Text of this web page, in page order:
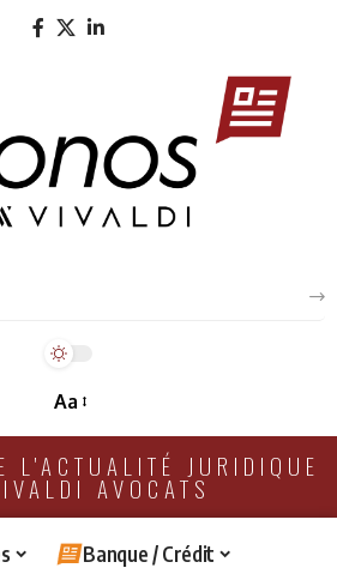
Aa
L'ACTUALITÉ JURIDIQUE
AVOCATS
Banque / Crédit